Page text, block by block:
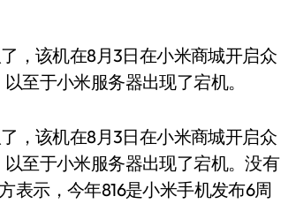
至于小米服务器出现了宕机。
，该机在8月3日在小米商城开启众
至于小米服务器出现了宕机。没有
表示，今年816是小米手机发布6周